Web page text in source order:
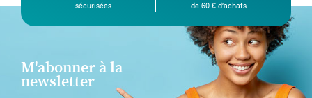
sécurisées
de 60 € d’achats
M'abonner à la
newsletter